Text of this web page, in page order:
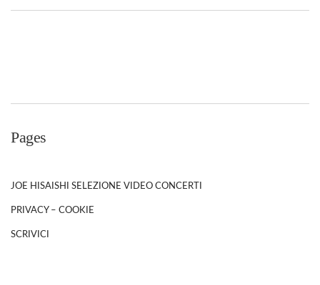
Pages
JOE HISAISHI SELEZIONE VIDEO CONCERTI
PRIVACY – COOKIE
SCRIVICI